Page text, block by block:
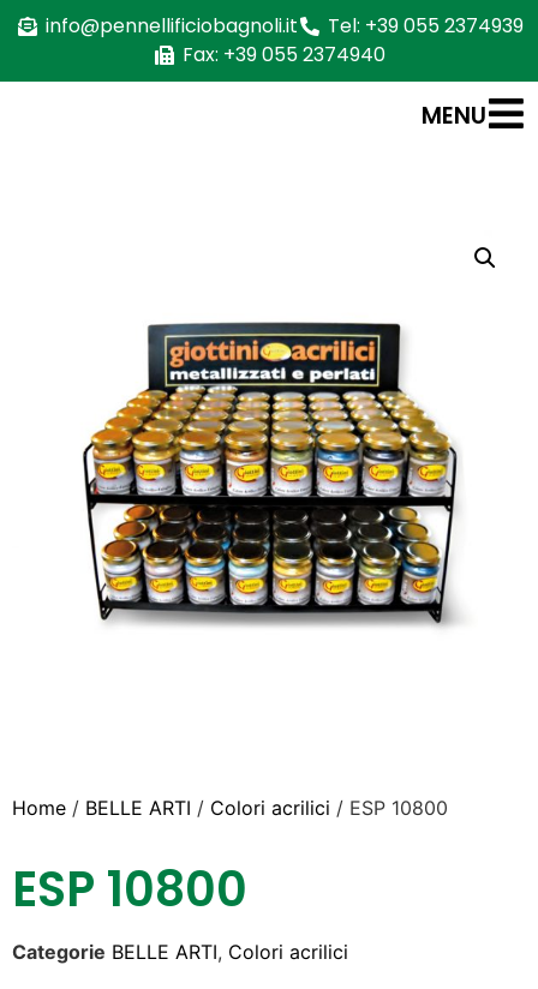
info@pennellificiobagnoli.it
Tel: +39 055 2374939
Fax: +39 055 2374940
MENU
Home / BELLE ARTI / Colori acrilici / ESP 10800
ESP 10800
Categorie BELLE ARTI, Colori acrilici